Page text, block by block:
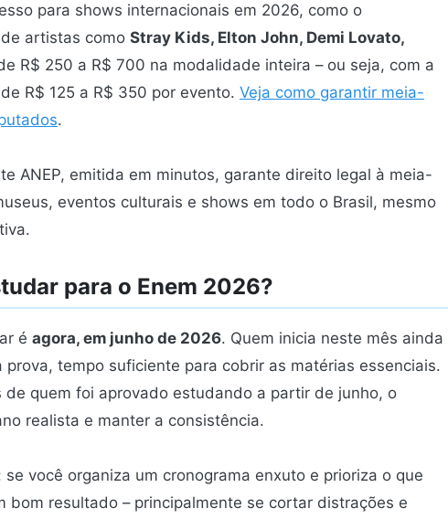
para shows internacionais em 2026, como o
artistas como Stray Kids, Elton John, Demi Lovato,
R$ 250 a R$ 700 na modalidade inteira – ou seja, com a
R$ 125 a R$ 350 por evento. Veja como garantir meia-
.
ANEP, emitida em minutos, garante direito legal à meia-
eventos culturais e shows em todo o Brasil, mesmo
para o Enem 2026?
é agora, em junho de 2026. Quem inicia neste mês ainda
tempo suficiente para cobrir as matérias essenciais.
de quem foi aprovado estudando a partir de junho, o
realista e manter a consistência.
você organiza um cronograma enxuto e prioriza o que
bom resultado – principalmente se cortar distrações e